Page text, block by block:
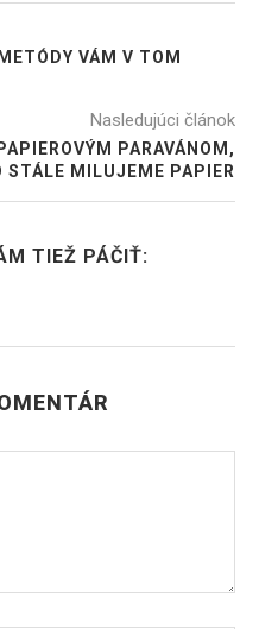
VÁM V TOM
Nasledujúci článok
PARAVÁNOM,
STÁLE MILUJEME PAPIER
TIEŽ PÁČIŤ: